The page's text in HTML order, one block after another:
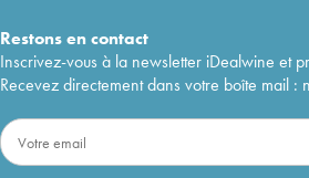
Restons encontact
Inscrivez-vous à la newsletter iDealwine et
Recevez directement dans votre boîte mail :